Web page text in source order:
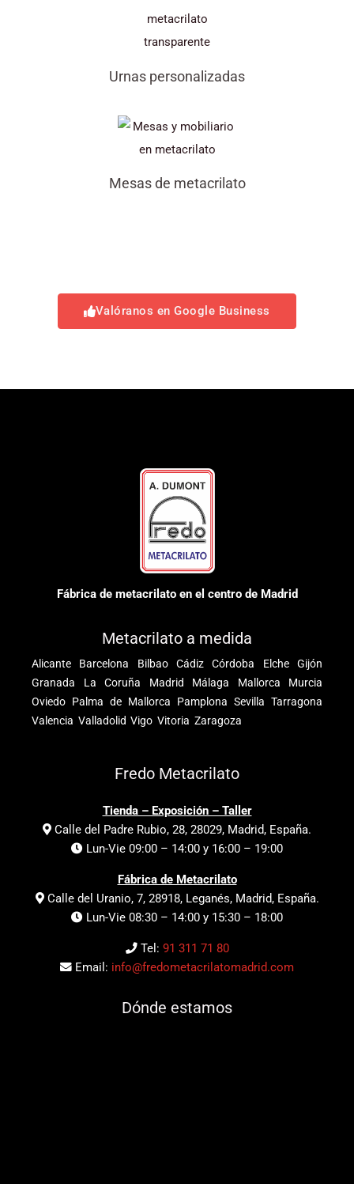
Urnas personalizadas
Mesas de metacrilato
Valóranos en Google Business
Fábrica de metacrilato en el centro de Madrid
Metacrilato a medida
Alicante Barcelona Bilbao Cádiz Córdoba Elche
Gijón
Granada
La Coruña Madrid Málaga Mallorca
Murcia
Oviedo Palma de Mallorca Pamplona Sevilla Tarragona
Valencia Valladolid Vigo Vitoria Zaragoza
Fredo Metacrilato
Tienda – Exposición – Taller
Calle del Padre Rubio, 28, 28029, Madrid, España.
Lun-Vie 09:00 – 14:00 y 16:00 – 19:00
Fábrica de Metacrilato
Calle del Uranio, 7, 28918, Leganés, Madrid, España.
Lun-Vie 08:30 – 14:00 y 15:30 – 18:00
Tel: 91 311 71 80
Email: info@fredometacrilatomadrid.com
Dónde estamos